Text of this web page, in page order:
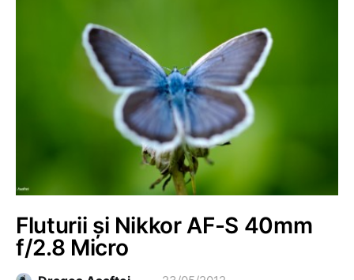
Fluturii și Nikkor AF-S 40mm
f/2.8 Micro